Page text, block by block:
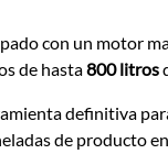
con un motor
de hasta800 litros
definitiva
de producto en